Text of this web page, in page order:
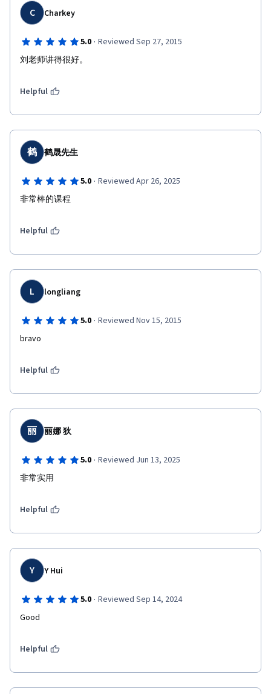
C Charkey
5.0 · Reviewed Sep 27, 2015
刘老师讲得很好。
Helpful
鹤 鹤晟先生
5.0 · Reviewed Apr 26, 2025
非常棒的课程
Helpful
L longliang
5.0 · Reviewed Nov 15, 2015
bravo
Helpful
丽 丽娜 狄
5.0 · Reviewed Jun 13, 2025
非常实用
Helpful
Y Y Hui
5.0 · Reviewed Sep 14, 2024
Good
Helpful